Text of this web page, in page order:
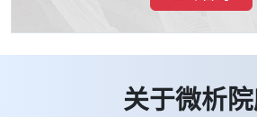
关于微析